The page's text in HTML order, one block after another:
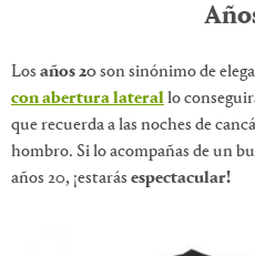
Los años 20son sinónimo de
con abertura laterallo
que recuerda a las noches de
hombro. Si lo acompañas de un
años 20, ¡estarás espectacular!